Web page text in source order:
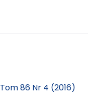
Tom 86 Nr 4 (2016)